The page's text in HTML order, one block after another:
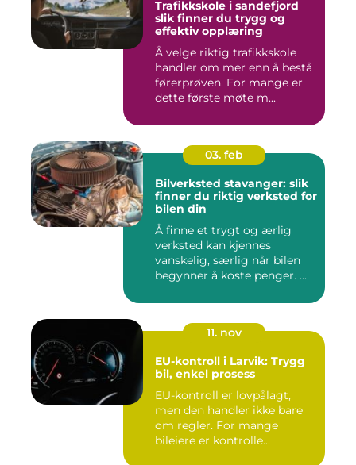
Trafikkskole i sandefjord
slik finner du trygg og
effektiv opplæring
Å velge riktig trafikkskole
handler om mer enn å bestå
førerprøven. For mange er
dette første møte m...
03. feb
Bilverksted stavanger: slik
finner du riktig verksted for
bilen din
Å finne et trygt og ærlig
verksted kan kjennes
vanskelig, særlig når bilen
begynner å koste penger. ...
11. nov
EU-kontroll i Larvik: Trygg
bil, enkel prosess
EU-kontroll er lovpålagt,
men den handler ikke bare
om regler. For mange
bileiere er kontrolle...